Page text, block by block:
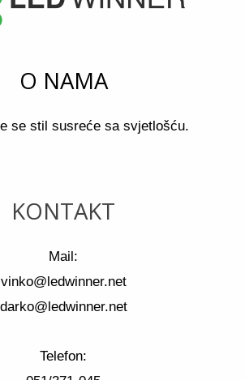
O NAMA
se stil susreće sa svjetlošću.
KONTAKT
Mail:
vinko@ledwinner.net
darko@ledwinner.net
Telefon: